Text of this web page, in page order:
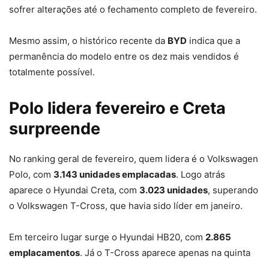
sofrer alterações até o fechamento completo de fevereiro.
Mesmo assim, o histórico recente da BYD indica que a
permanência do modelo entre os dez mais vendidos é
totalmente possível.
Polo lidera fevereiro e Creta
surpreende
No ranking geral de fevereiro, quem lidera é o Volkswagen
Polo, com 3.143 unidades emplacadas. Logo atrás
aparece o Hyundai Creta, com 3.023 unidades, superando
o Volkswagen T-Cross, que havia sido líder em janeiro.
Em terceiro lugar surge o Hyundai HB20, com 2.865
emplacamentos. Já o T-Cross aparece apenas na quinta